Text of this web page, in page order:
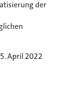
der
April 2022